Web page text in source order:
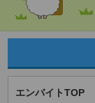
エンバイトTOP